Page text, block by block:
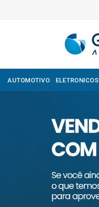
AUTOMOTIVO ELETRONICOS